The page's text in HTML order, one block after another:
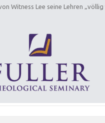
Witness Lee seine Lehren